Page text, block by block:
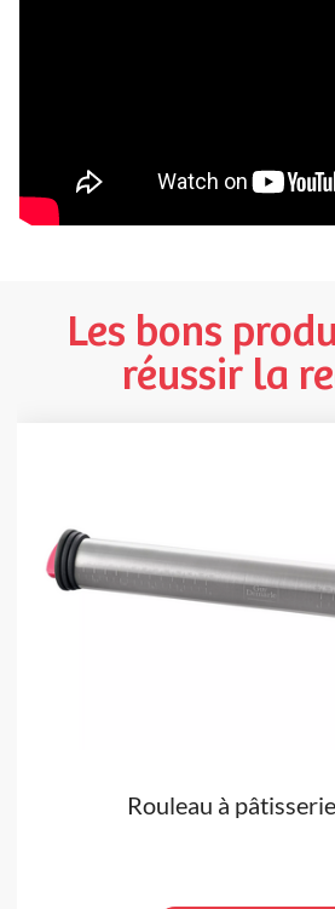
Les bons
réussir la
Rouleau à